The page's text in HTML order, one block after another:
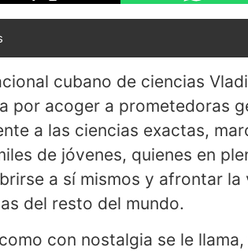
cubano de ciencias
por acoger a prometedoras
a las ciencias exactas,
de jóvenes, quienes en
a sí mismos y afrontar la
del resto del mundo.
con nostalgia se le